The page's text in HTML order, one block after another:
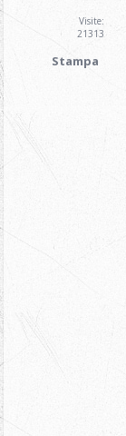
Visite:
21313
Stampa